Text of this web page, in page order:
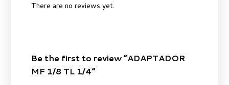
There are no reviews yet.
Be the first to review “ADAPTADOR
MF 1/8 TL 1/4”